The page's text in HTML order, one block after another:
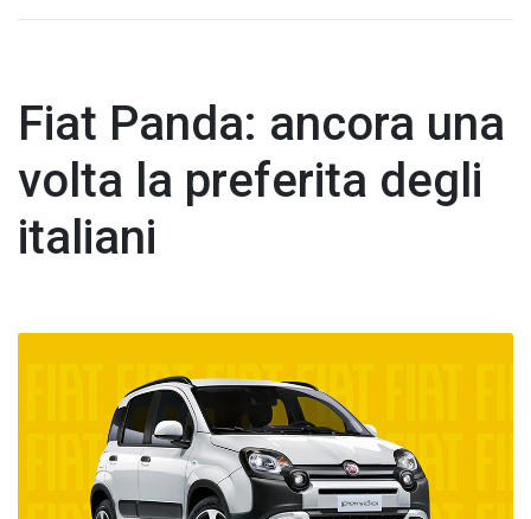
Fiat Panda: ancora una
volta la preferita degli
italiani